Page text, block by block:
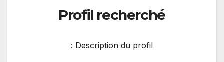
Profil recherché
Description du profil :